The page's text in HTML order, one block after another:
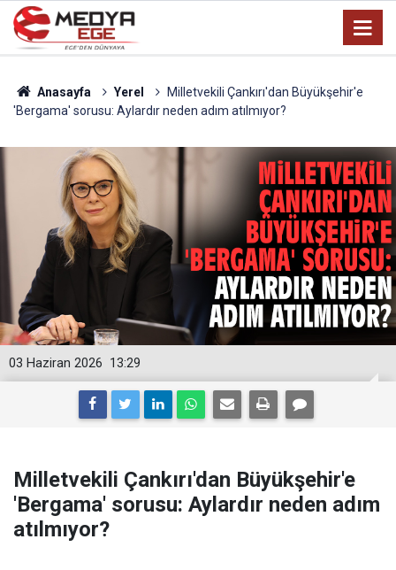
Anasayfa Yerel
Milletvekili Çankırı'dan Büyükşehir'e
'Bergama' sorusu: Aylardır neden adım atılmıyor?
13:29
03 Haziran 2026
Milletvekili Çankırı'dan Büyükşehir'e
'Bergama' sorusu: Aylardır neden adım
atılmıyor?